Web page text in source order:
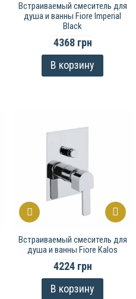
Встраиваемый смеситель для
душа и ванны Fiore Imperial
Black
4368 грн
В корзину
Встраиваемый смеситель для
душа и ванны Fiore Kalos
4224 грн
В корзину